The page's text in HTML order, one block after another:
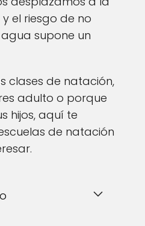
el riesgo de no
supone un
clases de natación,
adulto o porque
hijos, aquí te
de natación